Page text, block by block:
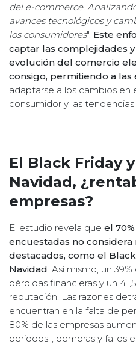
del e-commerce.
avances tecnológicos y
los consumidores". Este
captar las complejidades
evolución del comercio
consigo, permitiendo a las
adaptarse a los cambios
consumidor y las
El Black Friday
Navidad,
empresas?
El estudio revela que el
encuestadas no
destacados, como el
Navidad. Así mismo, un
pérdidas financieras y un
reputación. Las razones
encuentran en la falta de
80% de las empresas
periodos-, demoras y fallos